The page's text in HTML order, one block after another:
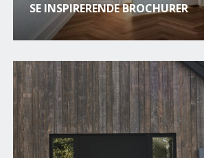
SE INSPIRERENDE BROCHURER